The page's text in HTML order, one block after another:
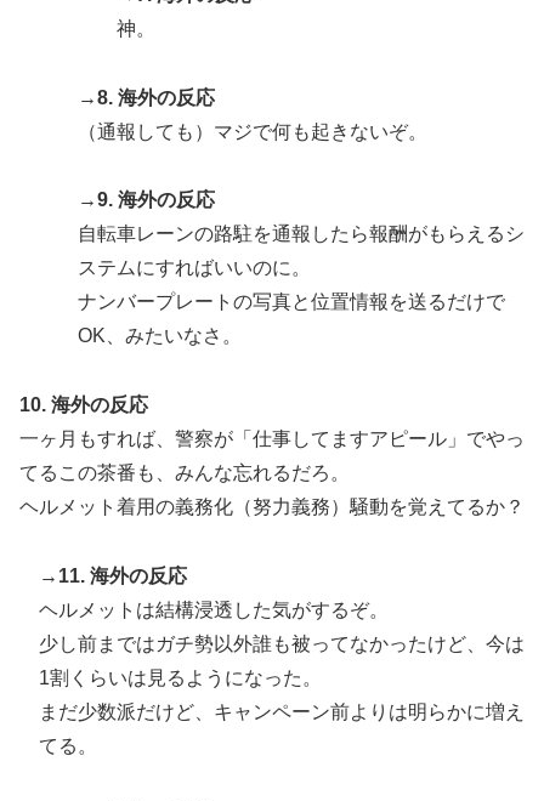
神。
→8. 海外の反応
（通報しても）マジで何も起きないぞ。
→9. 海外の反応
自転車レーンの路駐を通報したら報酬がもらえるシ
ステムにすればいいのに。
ナンバープレートの写真と位置情報を送るだけで
OK、みたいなさ。
10. 海外の反応
一ヶ月もすれば、警察が「仕事してますアピール」でやっ
てるこの茶番も、みんな忘れるだろ。
ヘルメット着用の義務化（努力義務）騒動を覚えてるか？
→11. 海外の反応
ヘルメットは結構浸透した気がするぞ。
少し前まではガチ勢以外誰も被ってなかったけど、今は
1割くらいは見るようになった。
まだ少数派だけど、キャンペーン前よりは明らかに増え
てる。